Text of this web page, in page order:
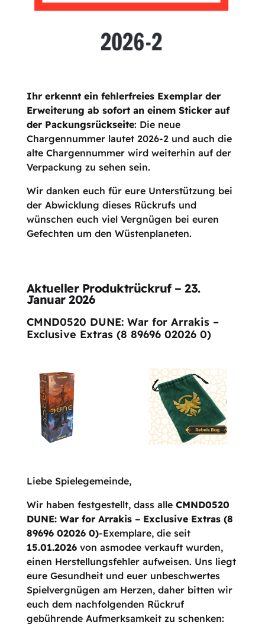
Ihr erkennt ein fehlerfreies Exemplar der
Erweiterung ab sofort an einem Sticker auf
der Packungsrückseite: Die neue
Chargennummer lautet 2026-2 und auch die
alte Chargennummer wird weiterhin auf der
Verpackung zu sehen sein.
Wir danken euch für eure Unterstützung bei
der Abwicklung dieses Rückrufs und
wünschen euch viel Vergnügen bei euren
Gefechten um den Wüstenplaneten.
Aktueller Produktrückruf – 23.
Januar 2026
CMND0520 DUNE: War for Arrakis –
Exclusive Extras (8 89696 02026 0)
Liebe Spielegemeinde,
Wir haben festgestellt, dass alle CMND0520
DUNE: War for Arrakis – Exclusive Extras (8
89696 02026 0)-Exemplare, die seit
15.01.2026von asmodee verkauft wurden,
einen Herstellungsfehler aufweisen. Uns liegt
eure Gesundheit und euer unbeschwertes
Spielvergnügen am Herzen, daher bitten wir
euch dem nachfolgenden Rückruf
gebührende Aufmerksamkeit zu schenken: